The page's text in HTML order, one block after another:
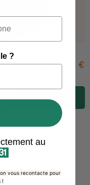
299.00 €
?
au
vous recontacte pour
!